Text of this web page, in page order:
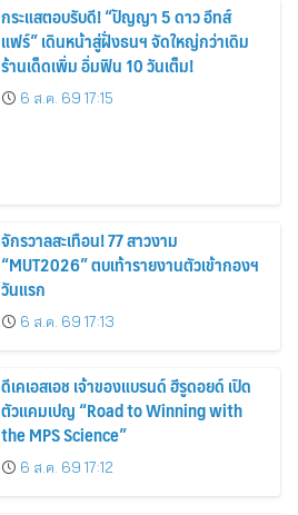
กระแสตอบรับดี! “ปัญญา 5 ดาว อีทส์
แฟร์” เดินหน้าสู่ฝั่งธนฯ จัดใหญ่กว่าเดิม
ร้านเด็ดเพิ่ม อิ่มฟิน 10 วันเต็ม!
6 ส.ค. 69 17:15
จักรวาลสะเทือน! 77 สาวงาม
“MUT2026” ตบเท้ารายงานตัวเข้ากองฯ
วันแรก
6 ส.ค. 69 17:13
ดีเคเอสเอช เจ้าของแบรนด์ ฮีรูดอยด์ เปิด
ตัวแคมเปญ “Road to Winning with
the MPS Science”
6 ส.ค. 69 17:12